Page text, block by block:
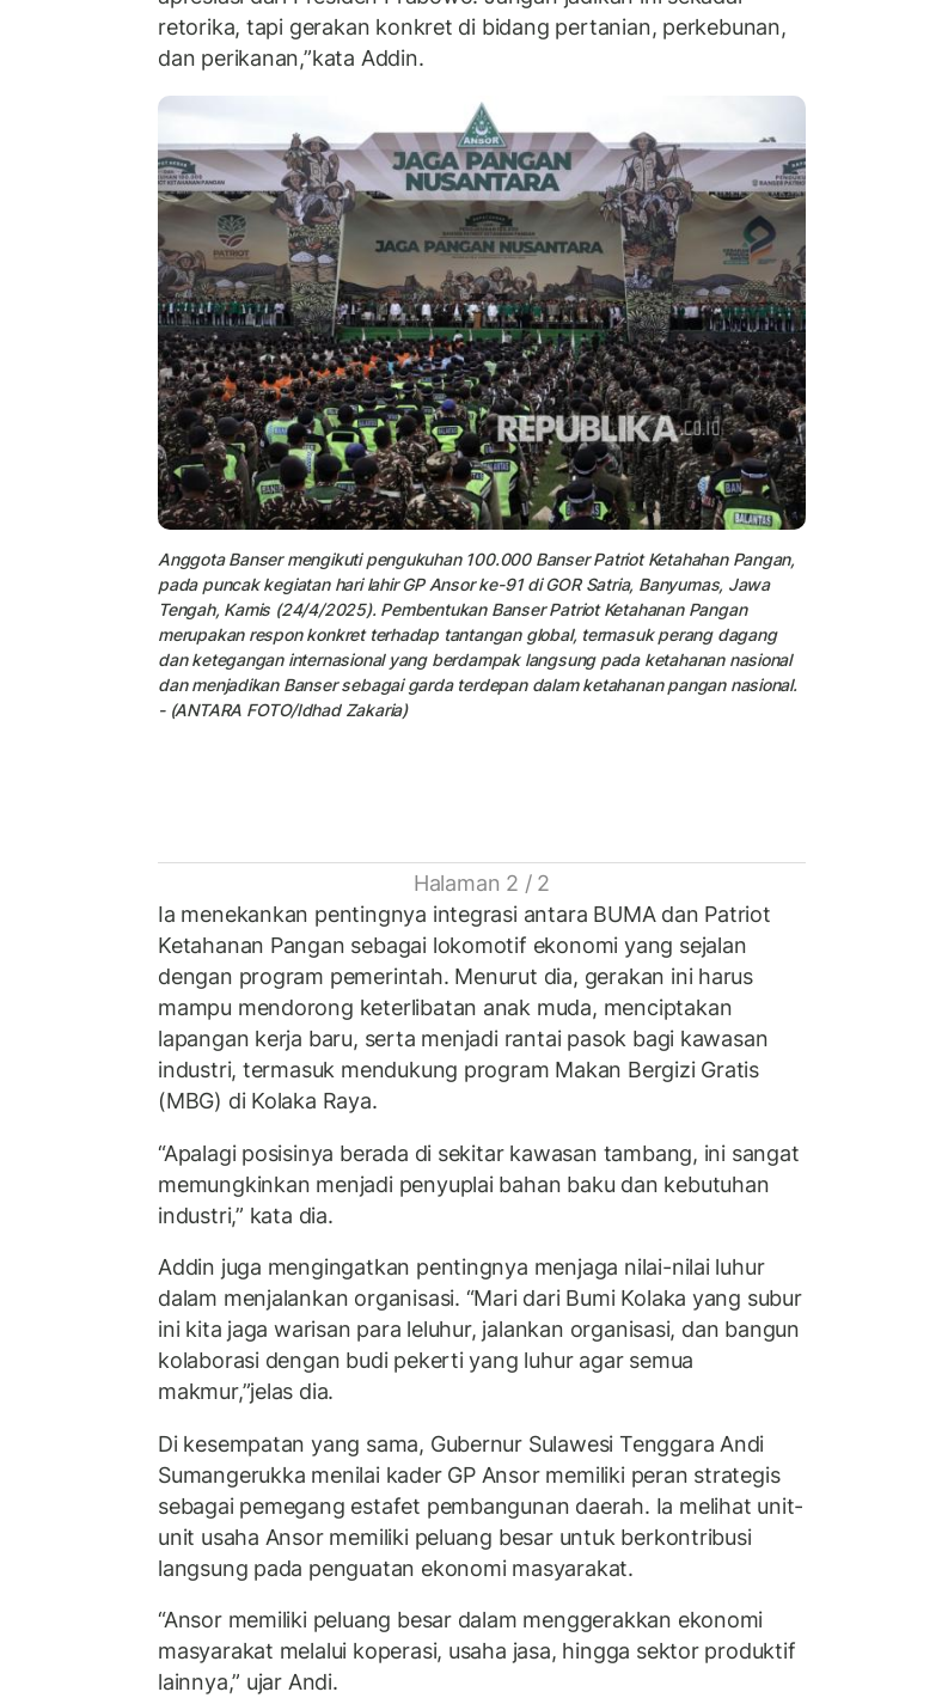
retorika, tapi gerakan konkret di bidang pertanian, perkebunan,
dan perikanan,”kata Addin.
Anggota Banser mengikuti pengukuhan 100.000 Banser Patriot Ketahahan Pangan,
pada puncak kegiatan hari lahir GP Ansor ke-91 di GOR Satria, Banyumas, Jawa
Tengah, Kamis (24/4/2025). Pembentukan Banser Patriot Ketahanan Pangan
merupakan respon konkret terhadap tantangan global, termasuk perang dagang
dan ketegangan internasional yang berdampak langsung pada ketahanan nasional
dan menjadikan Banser sebagai garda terdepan dalam ketahanan pangan nasional.
- (ANTARA FOTO/Idhad Zakaria)
Halaman 2 / 2
Ia menekankan pentingnya integrasi antara BUMA dan Patriot
Ketahanan Pangan sebagai lokomotif ekonomi yang sejalan
dengan program pemerintah. Menurut dia, gerakan ini harus
mampu mendorong keterlibatan anak muda, menciptakan
lapangan kerja baru, serta menjadi rantai pasok bagi kawasan
industri, termasuk mendukung program Makan Bergizi Gratis
(MBG) di Kolaka Raya.
“Apalagi posisinya berada di sekitar kawasan tambang, ini sangat
memungkinkan menjadi penyuplai bahan baku dan kebutuhan
industri,” kata dia.
Addin juga mengingatkan pentingnya menjaga nilai-nilai luhur
dalam menjalankan organisasi. “Mari dari Bumi Kolaka yang subur
ini kita jaga warisan para leluhur, jalankan organisasi, dan bangun
kolaborasi dengan budi pekerti yang luhur agar semua
makmur,”jelas dia.
Di kesempatan yang sama, Gubernur Sulawesi Tenggara Andi
Sumangerukka menilai kader GP Ansor memiliki peran strategis
sebagai pemegang estafet pembangunan daerah. Ia melihat unit-
unit usaha Ansor memiliki peluang besar untuk berkontribusi
langsung pada penguatan ekonomi masyarakat.
“Ansor memiliki peluang besar dalam menggerakkan ekonomi
masyarakat melalui koperasi, usaha jasa, hingga sektor produktif
lainnya,” ujar Andi.